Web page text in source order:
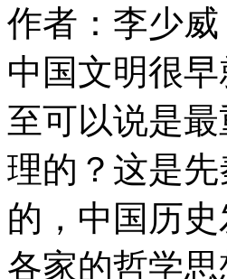
作者：李少威
中国文明很
至可以说是
理的？这是
的，中国历
各家的哲学